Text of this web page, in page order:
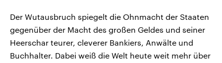
Der Wutausbruch spiegelt die Ohnmacht der Staaten
gegenüber der Macht des großen Geldes und seiner
Heerschar teurer, cleverer Bankiers, Anwälte und
Buchhalter. Dabei weiß die Welt heute weit mehr über